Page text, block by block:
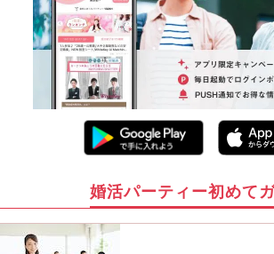
婚活パーティー初めて